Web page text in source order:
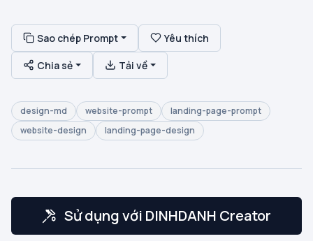
Sao chép Prompt Yêu thích
Chia sẻ Tải về
design-md website-prompt
landing-page-prompt
website-design
landing-page-design
Sử dụng với DINHDANH Creator